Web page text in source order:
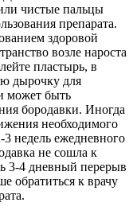
чистые пальцы
препарата.
здоровой
возле нароста
пластырь, в
дырочку для
может быть
бородавки. Иногда
необходимого
3 недель ежедневного
не сошла к
3-4 дневный перерыв
обратиться к врачу